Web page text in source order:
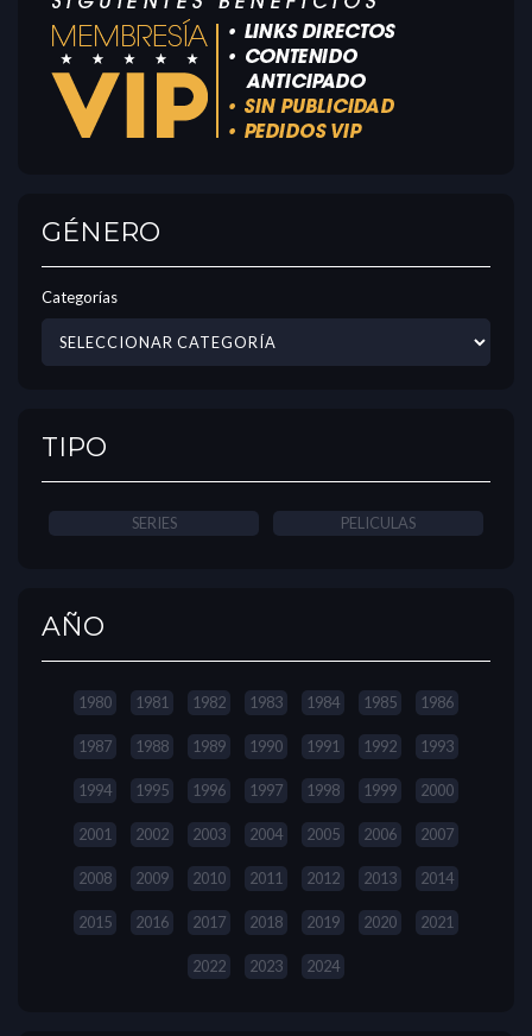
GÉNERO
Categorías
TIPO
SERIES PELICULAS
AÑO
1980 1981 1982 1983 1984 1985 1986
1987 1988 1989 1990 1991 1992 1993
1994 1995 1996 1997 1998 1999 2000
2001 2002 2003 2004 2005 2006 2007
2008 2009 2010 2011 2012 2013 2014
2015 2016 2017 2018 2019 2020 2021
2022 2023 2024